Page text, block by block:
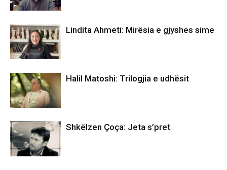
Lindita Ahmeti: Mirësia e gjyshes sime
Halil Matoshi: Trilogjia e udhësit
Shkëlzen Çoça: Jeta s’pret